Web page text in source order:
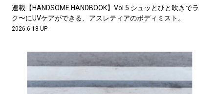
連載【HANDSOME HANDBOOK】Vol.5 シュッとひと吹きでラ
ク〜にUVケアができる、アスレティアのボディミスト。
2026.6.18 UP